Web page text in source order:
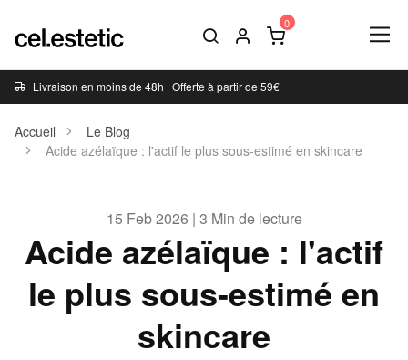
Livraison en moins de 48h | Offerte à partir de 59€
Accueil
Le Blog
Acide azélaïque : l'actif le plus sous-estimé en skincare
15 Feb 2026 | 3 Min de lecture
Acide azélaïque : l'actif
le plus sous-estimé en
skincare